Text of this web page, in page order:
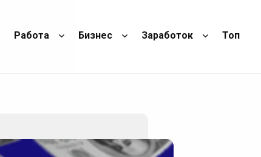
Работа Бизнес Заработок Топ